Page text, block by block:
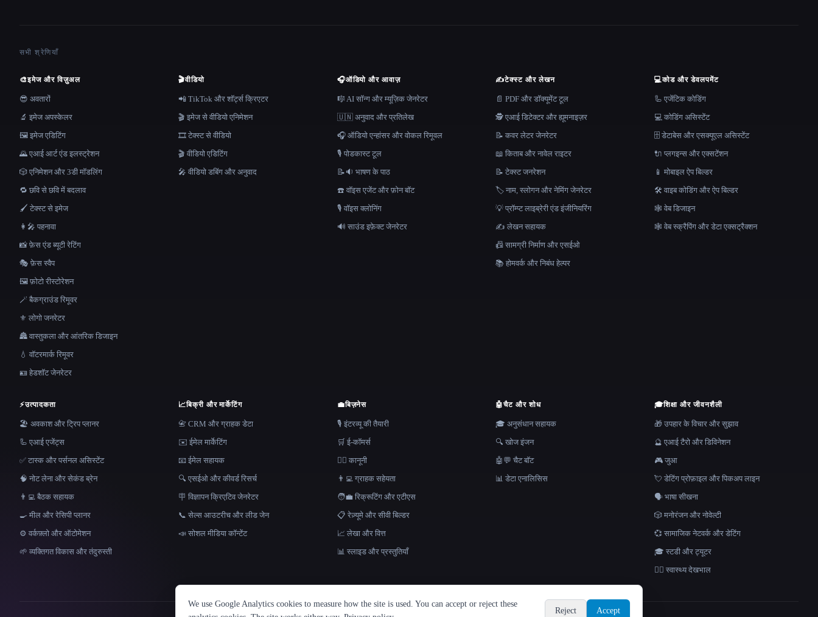
सभी श्रेणियाँ
🎨इमेज और विज़ुअल
😎 अवतारों
🔬 इमेज अपस्केलर
🖼️ इमेज एडिटिंग
🌄 एआई आर्ट एंड इलस्ट्रेशन
🎲 एनिमेशन और 3डी मॉडलिंग
🔁 छवि से छवि में बदलाव
🖌️ टेक्स्ट से इमेज
👩‍🎤 पहनावा
📸 फ़ेस एंड ब्यूटी रेटिंग
🎭 फ़ेस स्वैप
🖼️ फ़ोटो रीस्टोरेशन
🪄 बैकग्राउंड रिमूवर
⚜️ लोगो जनरेटर
🏯 वास्तुकला और आंतरिक डिजाइन
💧 वॉटरमार्क रिमूवर
🪪 हेडशॉट जेनरेटर
🎬वीडियो
📲 TikTok और शॉर्ट्स क्रिएटर
🎬 इमेज से वीडियो एनिमेशन
🎞️ टेक्स्ट से वीडियो
🎬 वीडियो एडिटिंग
🎤 वीडियो डबिंग और अनुवाद
🎧ऑडियो और आवाज़
🎼 AI सॉन्ग और म्यूज़िक जेनरेटर
🇺🇳 अनुवाद और प्रतिलेख
🎧 ऑडियो एन्हांसर और वोकल रिमूवल
🎙️ पोडकास्ट टूल
📝🔉 भाषण के पाठ
☎️ वॉइस एजेंट और फ़ोन बॉट
🎙️ वॉइस क्लोनिंग
🔊 साउंड इफ़ेक्ट जेनरेटर
✍️टेक्स्ट और लेखन
📄 PDF और डॉक्यूमेंट टूल
🕵️ एआई डिटेक्टर और ह्यूमनाइज़र
📝 कवर लेटर जेनरेटर
📖 किताब और नावेल राइटर
📝 टेक्स्ट जनरेशन
🏷️ नाम, स्लोगन और नेमिंग जेनरेटर
💡 प्रॉम्प्ट लाइब्रेरी एंड इंजीनियरिंग
✍️ लेखन सहायक
📠 सामग्री निर्माण और एसईओ
📚 होमवर्क और निबंध हेल्पर
💻कोड और डेवलपमेंट
🦾 एजेंटिक कोडिंग
💻 कोडिंग असिस्टेंट
🗄️ डेटाबेस और एसक्यूएल असिस्टेंट
🔌 प्लगइन्स और एक्सटेंशन
📱 मोबाइल ऐप बिल्डर
🛠️ वाइब कोडिंग और ऐप बिल्डर
🕸 वेब डिजाइन
🕸️ वेब स्क्रैपिंग और डेटा एक्सट्रैक्शन
⚡उत्पादकता
🏖 अवकाश और ट्रिप प्लानर
🦾 एआई एजेंट्स
✅ टास्क और पर्सनल असिस्टेंट
🧠 नोट लेना और सेकंड ब्रेन
👨‍💻 बैठक सहायक
🍳 मील और रेसिपी प्लानर
⚙️ वर्कफ़्लो और ऑटोमेशन
🌱 व्यक्तिगत विकास और तंदुरुस्ती
📈बिक्री और मार्केटिंग
📇 CRM और ग्राहक डेटा
✉️ ईमेल मार्केटिंग
📧 ईमेल सहायक
🔍 एसईओ और कीवर्ड रिसर्च
🪧 विज्ञापन क्रिएटिव जेनरेटर
📞 सेल्स आउटरीच और लीड जेन
📣 सोशल मीडिया कॉन्टेंट
💼बिज़नेस
🎙️ इंटरव्यू की तैयारी
🛒 ई-कॉमर्स
👩‍⚖️ कानूनी
👨‍💻 ग्राहक सहेयता
🧑‍💼 रिक्रूटिंग और एटीएस
📋 रेज़्यूमे और सीवी बिल्डर
📈 लेखा और वित्त
📊 स्लाइड और प्रस्तुतियाँ
🤖चैट और शोध
🎓 अनुसंधान सहायक
🔍 खोज इंजन
🤖💬 चैट बॉट
📊 डेटा एनालिसिस
🎓शिक्षा और जीवनशैली
🎁 उपहार के विचार और सुझाव
🔮 एआई टैरो और डिविनेशन
🎮 जुआ
💘 डेटिंग प्रोफ़ाइल और पिकअप लाइन
🗣️ भाषा सीखना
🎲 मनोरंजन और नोवेल्टी
💞 सामाजिक नेटवर्क और डेटिंग
🎓 स्टडी और ट्यूटर
👩‍⚕️ स्वास्थ्य देखभाल
We use Google Analytics cookies to measure how the site is used. You can accept or reject these
Reject Accept